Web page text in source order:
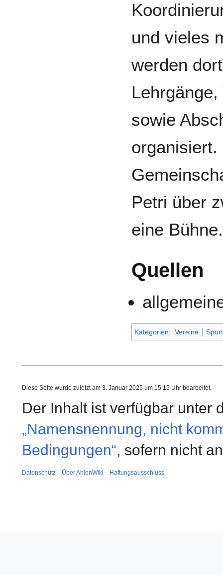
und vieles
werden
sowie
organisiert.
Petri über
eine Bühne.
Quellen
Kategorien: Vereine Sport
Diese Seite wurde zuletzt am 3. Januar 2025 um 15:15 Uhr bearbeitet.
Der Inhalt ist verfügbar unter
„Namensnennung, nicht
Bedingungen“, sofern nicht
Datenschutz Über AhlenWiki Haftungsausschluss